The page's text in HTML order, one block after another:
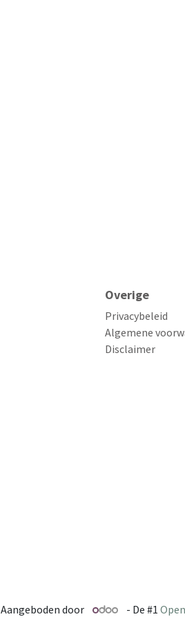
Overige
Privacybeleid
Algemene
Disclaimer
Aangeboden door - De #1